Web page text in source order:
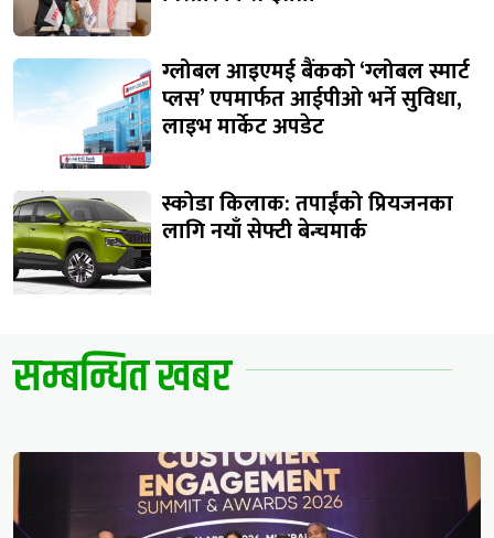
ग्लोबल आइएमई बैंकको ‘ग्लोबल स्मार्ट
प्लस’ एपमार्फत आईपीओ भर्ने सुविधा,
लाइभ मार्केट अपडेट
स्कोडा किलाक: तपाईंको प्रियजनका
लागि नयाँ सेफ्टी बेन्चमार्क
सम्बन्धित खबर